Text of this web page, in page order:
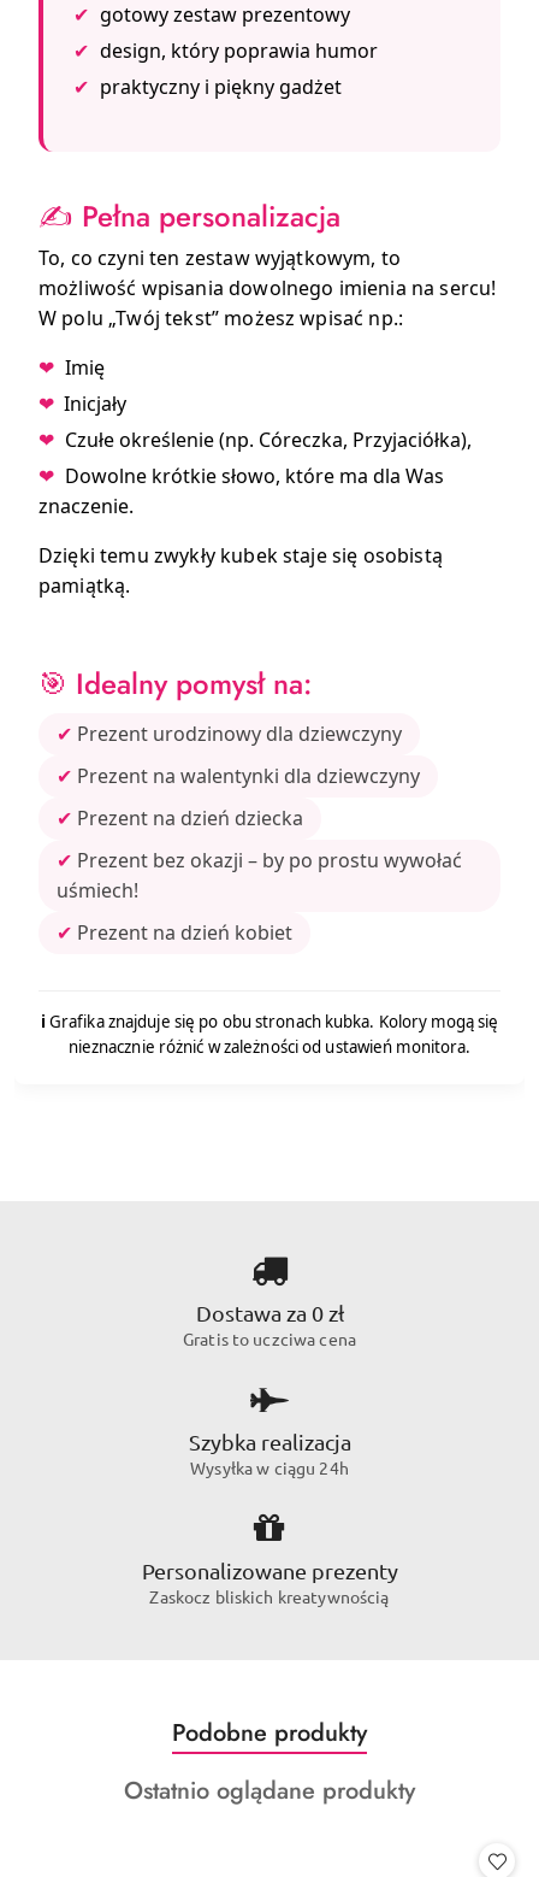
✔ gotowy zestaw prezentowy
✔ design, który poprawia humor
✔ praktyczny i piękny gadżet
✍️ Pełna personalizacja
To, co czyni ten zestaw wyjątkowym, to
możliwość wpisania dowolnego imienia na sercu!
W polu „Twój tekst” możesz wpisać np.:
❤ Imię
❤ Inicjały
❤ Czułe określenie (np. Córeczka, Przyjaciółka),
❤ Dowolne krótkie słowo, które ma dla Was
znaczenie.
Dzięki temu zwykły kubek staje się osobistą
pamiątką.
🎯 Idealny pomysł na:
✔ Prezent urodzinowy dla dziewczyny
✔ Prezent na walentynki dla dziewczyny
✔ Prezent na dzień dziecka
✔ Prezent bez okazji – by po prostu wywołać
uśmiech!
✔ Prezent na dzień kobiet
ℹ️ Grafika znajduje się po obu stronach kubka. Kolory mogą się
nieznacznie różnić w zależności od ustawień monitora.
Dostawa za 0 zł
Gratis to uczciwa cena
Szybka realizacja
Wysyłka w ciągu 24h
Personalizowane prezenty
Zaskocz bliskich kreatywnością
Pomiń karuzelę produktów
Produkty
o
statusie:
Podobne produkty
Produkty
Ostatnio oglądane produkty